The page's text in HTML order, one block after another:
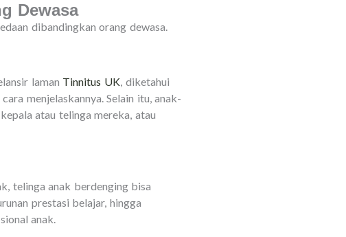
Dewasa
dibandingkan orang dewasa.
laman Tinnitus UK, diketahui
menjelaskannya. Selain itu, anak-
atau telinga mereka, atau
telinga anak berdenging bisa
prestasi belajar, hingga
anak.